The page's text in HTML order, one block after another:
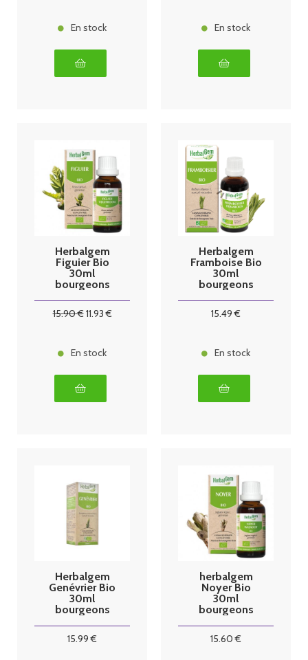
En stock En stock
Herbalgem
Figuier Bio
30ml
bourgeons
15.90€11.93€
En stock
Herbalgem
Framboise Bio
30ml
bourgeons
15.49 €
En stock
Herbalgem
Genévrier Bio
30ml
bourgeons
15.99 €
herbalgem
Noyer Bio
30ml
bourgeons
15.60 €